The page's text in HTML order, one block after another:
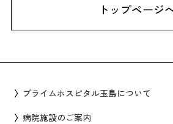
トップページ
プライムホスピタル玉島について
病院施設のご案内